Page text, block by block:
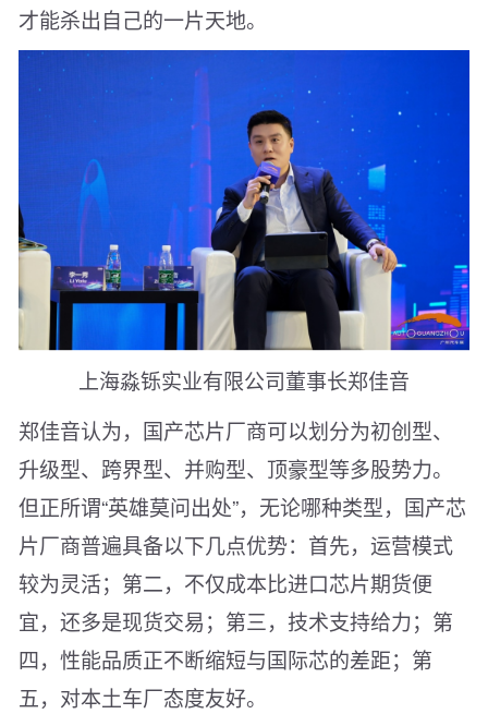
才能杀出自己的一片天地。
上海淼铄实业有限公司董事长郑佳音
郑佳音认为，国产芯片厂商可以划分为初创型、
升级型、跨界型、并购型、顶豪型等多股势力。
但正所谓“英雄莫问出处”，无论哪种类型，国产芯
片厂商普遍具备以下几点优势：首先，运营模式
较为灵活；第二，不仅成本比进口芯片期货便
宜，还多是现货交易；第三，技术支持给力；第
四，性能品质正不断缩短与国际芯的差距；第
五，对本土车厂态度友好。